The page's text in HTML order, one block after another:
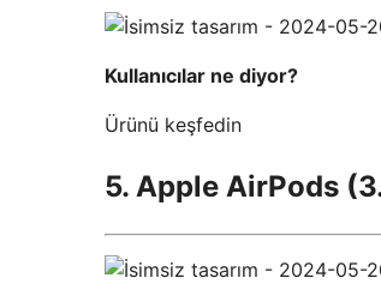
Kullanıcılar ne diyor?
Ürünü keşfedin
5. Apple AirPods